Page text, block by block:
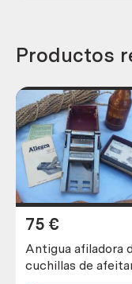
Productos
Antigua afiladora
cuchillas de
75 €